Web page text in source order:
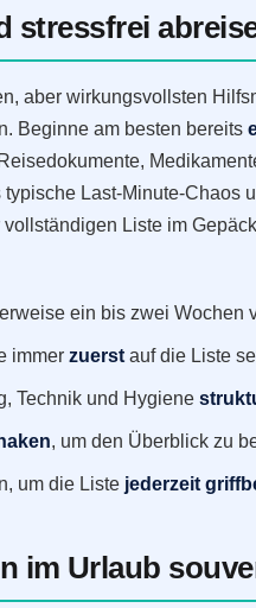
stressfrei
aber wirkungsvollsten
Beginne am besten bereits
Last-Minute-Chaos
Liste im
ein bis zwei Wochen
immer zuerst auf die Liste
Technik und Hygiene
, um den Überblick zu
um die Liste jederzeit
im Urlaub